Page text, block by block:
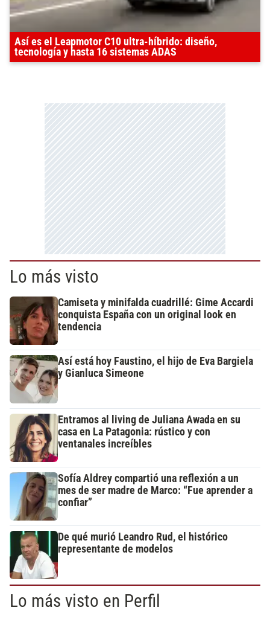
Así es el Leapmotor C10 ultra-híbrido: diseño,
tecnología y hasta 16 sistemas ADAS
Lo más visto
Camiseta y minifalda cuadrillé: Gime Accardi
conquista España con un original look en
tendencia
Así está hoy Faustino, el hijo de Eva Bargiela
y Gianluca Simeone
Entramos al living de Juliana Awada en su
casa en La Patagonia: rústico y con
ventanales increíbles
Sofía Aldrey compartió una reflexión a un
mes de ser madre de Marco: “Fue aprender a
confiar”
De qué murió Leandro Rud, el histórico
representante de modelos
Lo más visto en Perfil